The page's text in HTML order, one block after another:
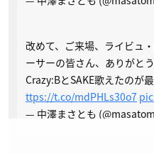
改めて、ご来場、ライビュ
ーサーの皆さん、ありがと
Crazy:BとSAKE歌えたのが
ttps://t.co/mdPHLs30o7
— 中澤まさとも